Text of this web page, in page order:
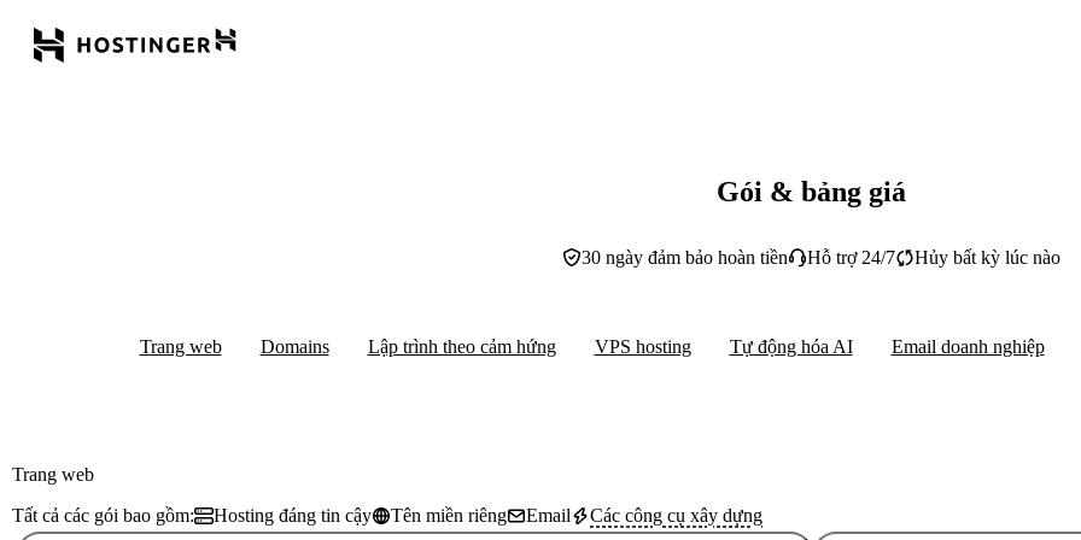
Gói & bảng giá
30 ngày đảm bảo hoàn tiền Hỗ trợ 24/7 Hủy bất kỳ lúc nào
Trang web Domains Lập trình theo cảm hứng VPS hosting Tự động hóa AI Email doanh nghiệp
Trang web
Tất cả các gói bao gồm:
Hosting đáng tin cậy Tên miền riêng Email Các công cụ xây dựng